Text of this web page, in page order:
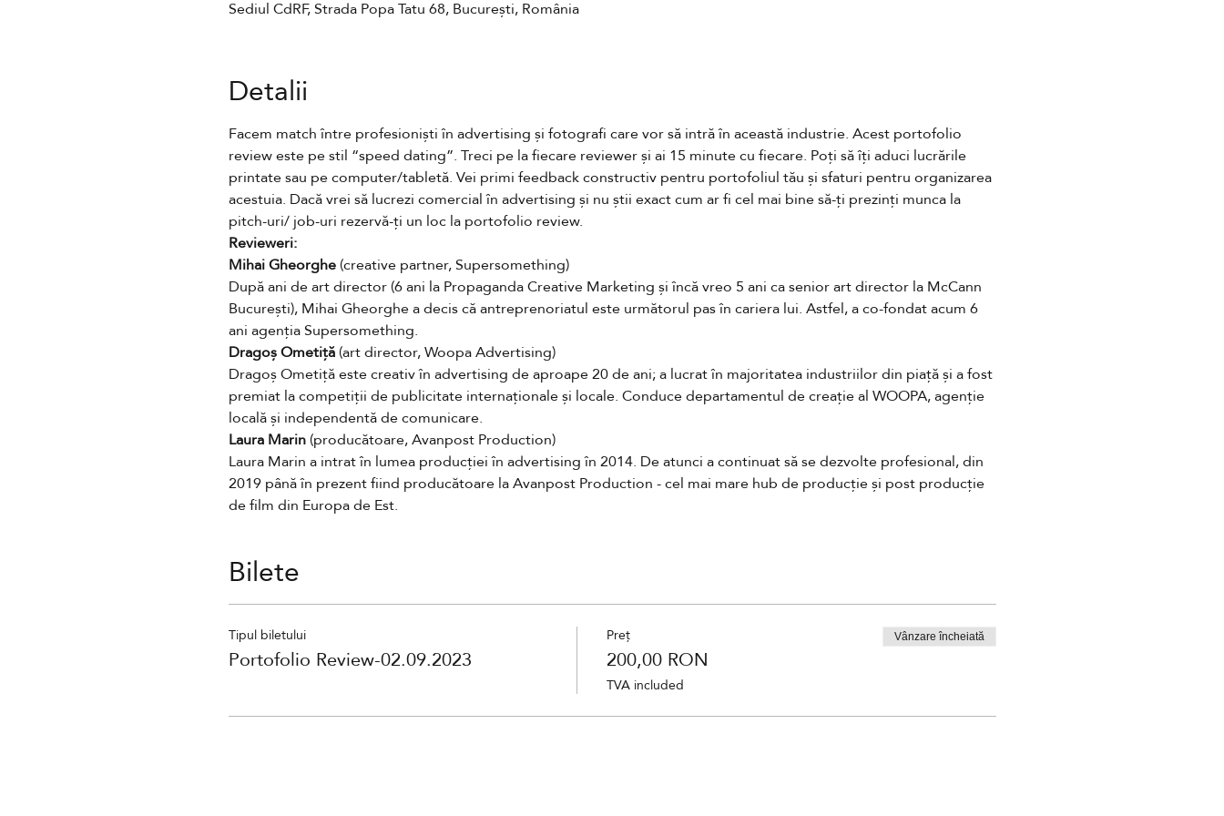
Sediul CdRF, Strada Popa Tatu 68, București, România
Detalii
Facem match între profesioniști în advertising și fotografi care vor să intră în această industrie. Acest portofolio
review este pe stil “speed dating”. Treci pe la fiecare reviewer și ai 15 minute cu fiecare. Poți să îți aduci lucrările
printate sau pe computer/tabletă. Vei primi feedback constructiv pentru portofoliul tău și sfaturi pentru organizarea
acestuia. Dacă vrei să lucrezi comercial în advertising și nu știi exact cum ar fi cel mai bine să-ți prezinți munca la
pitch-uri/ job-uri rezervă-ți un loc la portofolio review.
Revieweri:
Mihai Gheorghe (creative partner, Supersomething)
După ani de art director (6 ani la Propaganda Creative Marketing și încă vreo 5 ani ca senior art director la McCann
București), Mihai Gheorghe a decis că antreprenoriatul este următorul pas în cariera lui. Astfel, a co-fondat acum 6
ani agenția Supersomething.
Dragoș Ometiță (art director, Woopa Advertising)
Dragoș Ometiță este creativ în advertising de aproape 20 de ani; a lucrat în majoritatea industriilor din piață și a fost
premiat la competiții de publicitate internaționale și locale. Conduce departamentul de creație al WOOPA, agenție
locală și independentă de comunicare.
Laura Marin (producătoare, Avanpost Production)
Laura Marin a intrat în lumea producției în advertising în 2014. De atunci a continuat să se dezvolte profesional, din
2019 până în prezent fiind producătoare la Avanpost Production - cel mai mare hub de producție și post producție
de film din Europa de Est.
Bilete
Tipul biletului
Portofolio Review-02.09.2023
Preț
200,00 RON
TVA included
Vânzare încheiată